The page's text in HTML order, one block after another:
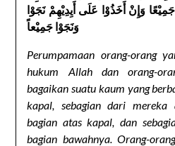
وَإِنْ أَخَذُوْا عَلَى أَيِدِيْهِمْ نَجَوْا
وَنَجَوْا جَمِيْعاً
Perumpamaan orang-orang
hukum Allah dan orang-
bagaikan suatu kaum yang
kapal, sebagian dari mereka
bagian atas kapal, dan
bagian bawahnya. Orang-